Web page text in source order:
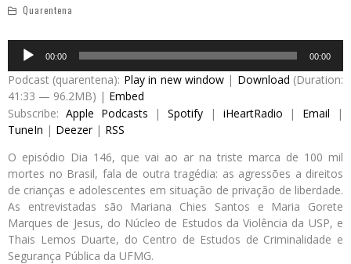
Quarentena
Audio
Player
00:00 00:00
Podcast (quarentena): Play in new window| Download (Duration:
41:33 — 96.2MB) | Embed
Subscribe: Apple Podcasts |Spotify | iHeartRadio | Email |
TuneIn | Deezer| RSS
O episódio Dia 146, que vai ao ar na triste marca de 100 mil
mortes no Brasil, fala de outra tragédia: as agressões a direitos
de crianças e adolescentes em situação de privação de liberdade.
As entrevistadas são Mariana Chies Santos e Maria Gorete
Marques de Jesus, do Núcleo de Estudos da Violência da USP, e
Thais Lemos Duarte, do Centro de Estudos de Criminalidade e
Segurança Pública da UFMG.